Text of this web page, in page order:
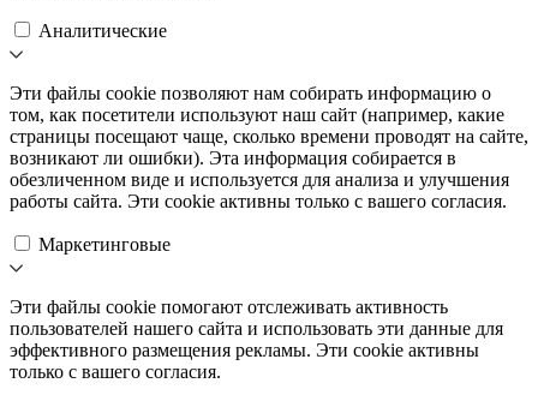
Аналитические
Эти файлы cookie позволяют нам собирать информацию о
том, как посетители используют наш сайт (например, какие
страницы посещают чаще, сколько времени проводят на сайте,
возникают ли ошибки). Эта информация собирается в
обезличенном виде и используется для анализа и улучшения
работы сайта. Эти cookie активны только с вашего согласия.
Маркетинговые
Эти файлы cookie помогают отслеживать активность
пользователей нашего сайта и использовать эти данные для
эффективного размещения рекламы. Эти cookie активны
только с вашего согласия.